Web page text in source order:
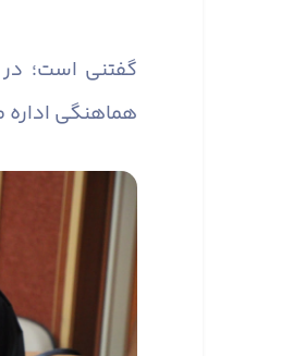
گفتنی است؛
هماهنگی اداره